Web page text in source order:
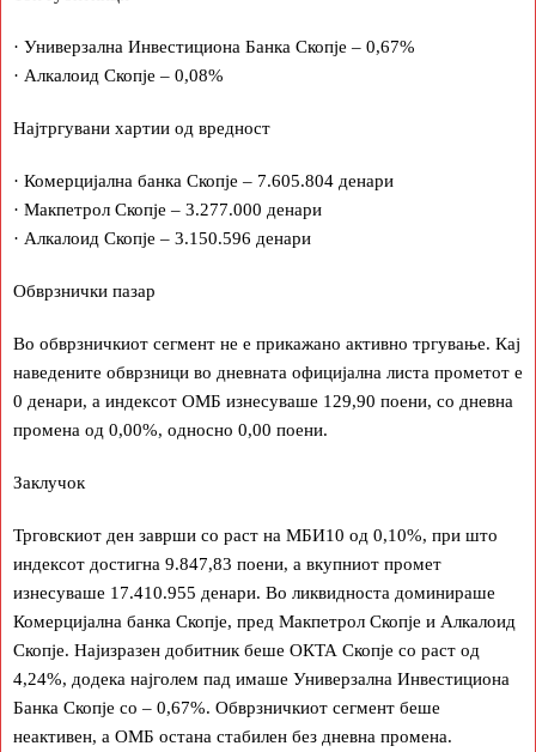
· Универзална Инвестициона Банка Скопје – 0,67%
· Алкалоид Скопје – 0,08%
Најтргувани хартии од вредност
· Комерцијална банка Скопје – 7.605.804 денари
· Макпетрол Скопје – 3.277.000 денари
· Алкалоид Скопје – 3.150.596 денари
Обврзнички пазар
Во обврзничкиот сегмент не е прикажано активно тргување. Кај
наведените обврзници во дневната официјална листа прометот е
0 денари, а индексот ОМБ изнесуваше 129,90 поени, со дневна
промена од 0,00%, односно 0,00 поени.
Заклучок
Трговскиот ден заврши со раст на МБИ10 од 0,10%, при што
индексот достигна 9.847,83 поени, а вкупниот промет
изнесуваше 17.410.955 денари. Во ликвидноста доминираше
Комерцијална банка Скопје, пред Макпетрол Скопје и Алкалоид
Скопје. Најизразен добитник беше ОКТА Скопје со раст од
4,24%, додека најголем пад имаше Универзална Инвестициона
Банка Скопје со – 0,67%. Обврзничкиот сегмент беше
неактивен, а ОМБ остана стабилен без дневна промена.